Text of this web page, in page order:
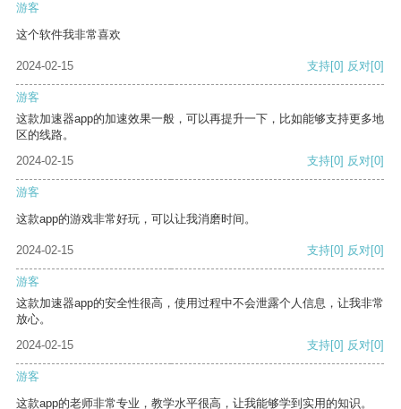
游客
这个软件我非常喜欢
2024-02-15 支持[0] 反对[0]
游客
这款加速器app的加速效果一般，可以再提升一下，比如能够支持更多地
区的线路。
2024-02-15
支持[0] 反对[0]
游客
这款app的游戏非常好玩，可以让我消磨时间。
2024-02-15 支持[0] 反对[0]
游客
这款加速器app的安全性很高，使用过程中不会泄露个人信息，让我非常
放心。
2024-02-15
支持[0] 反对[0]
游客
这款app的老师非常专业，教学水平很高，让我能够学到实用的知识。